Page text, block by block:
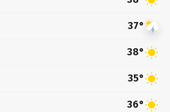
37°
38°
35°
36°